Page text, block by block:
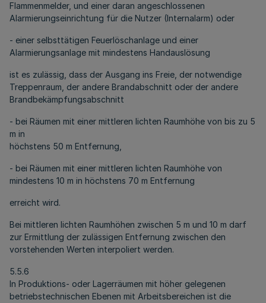
Flammenmelder, und einer daran angeschlossenen
Alarmierungseinrichtung für die Nutzer (Internalarm) oder
- einer selbsttätigen Feuerlöschanlage und einer
Alarmierungsanlage mit mindestens Handauslösung
ist es zulässig, dass der Ausgang ins Freie, der notwendige
Treppenraum, der andere Brandabschnitt oder der andere
Brandbekämpfungsabschnitt
- bei Räumen mit einer mittleren lichten Raumhöhe von bis zu 5
m in
höchstens 50 m Entfernung,
- bei Räumen mit einer mittleren lichten Raumhöhe von
mindestens 10 m in höchstens 70 m Entfernung
erreicht wird.
Bei mittleren lichten Raumhöhen zwischen 5 m und 10 m darf
zur Ermittlung der zulässigen Entfernung zwischen den
vorstehenden Werten interpoliert werden.
5.5.6
In Produktions- oder Lagerräumen mit höher gelegenen
betriebstechnischen Ebenen mit Arbeitsbereichen ist die